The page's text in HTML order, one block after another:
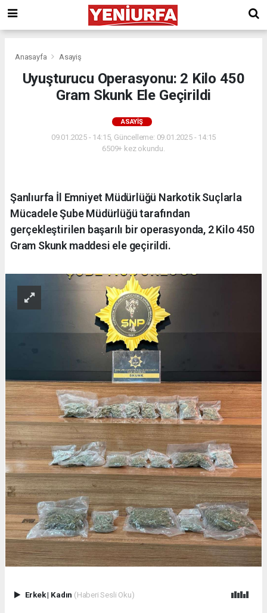
Anasayfa Asayiş
Uyuşturucu Operasyonu: 2 Kilo 450
Gram Skunk Ele Geçirildi
ASAYIŞ
09.01.2025 - 14:15, Güncelleme: 09.01.2025 - 14:15
6509+ kez okundu.
Şanlıurfa İl Emniyet Müdürlüğü Narkotik Suçlarla
Mücadele Şube Müdürlüğü tarafından
gerçekleştirilen başarılı bir operasyonda, 2 Kilo 450
Gram Skunk maddesi ele geçirildi.
Erkek| Kadın (Haberi Sesli Oku)